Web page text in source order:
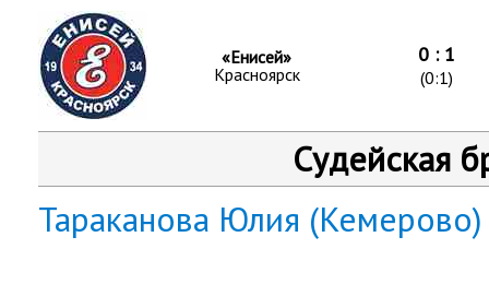
«Енисей»
Красноярск
0 : 1
(0:1)
Судейская
Тараканова Юлия (Кемерово)